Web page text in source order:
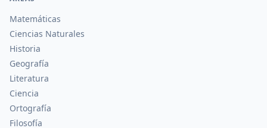
Matemáticas
Ciencias Naturales
Historia
Geografía
Literatura
Ciencia
Ortografía
Filosofía